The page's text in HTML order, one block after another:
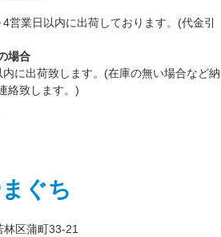
営業日以内に出荷しております。(代金引
場合
に出荷致します。(在庫の無い場合など納
絡致します。)
ぐち
林区蒲町33-21